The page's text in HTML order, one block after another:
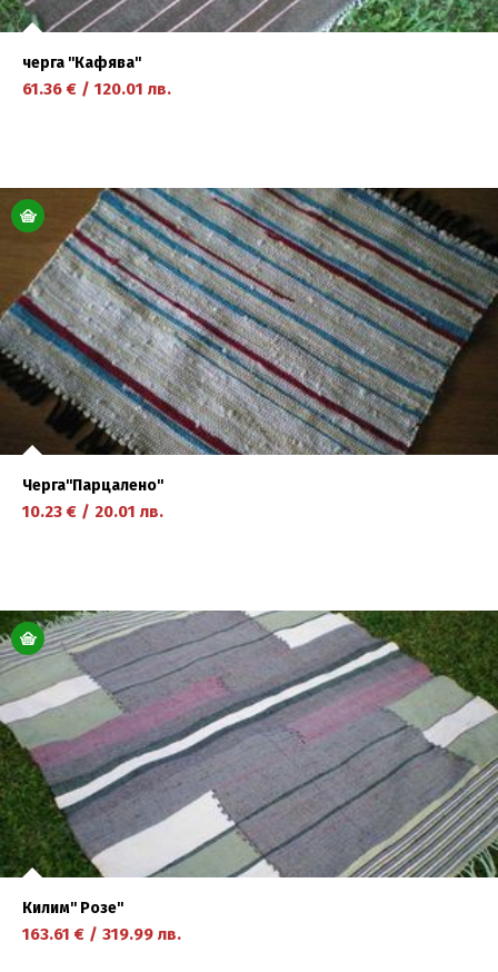
черга ''Кафява''
61.36 € / 120.01 лв.
научете повече
Черга''Парцалено''
10.23 € / 20.01 лв.
научете повече
Килим'' Розе''
163.61 € / 319.99 лв.